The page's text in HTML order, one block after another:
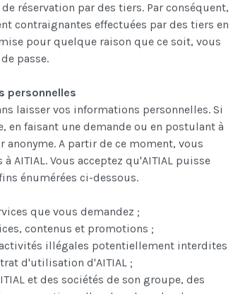
réservation par des tiers. Par conséquent,
contraignantes effectuées par des tiers en
pour quelque raison que ce soit, vous
passe.
personnelles
laisser vos informations personnelles. Si
en faisant une demande ou en postulant à
anonyme. A partir de ce moment, vous
AITIAL. Vous acceptez qu'AITIAL puisse
énumérées ci-dessous.
que vous demandez ;
contenus et promotions ;
illégales potentiellement interdites
d'utilisation d'AITIAL ;
et des sociétés de son groupe, des